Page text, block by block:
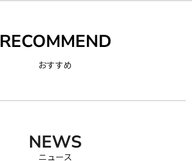
RECOMMEND
おすすめ
NEWS
ニュース